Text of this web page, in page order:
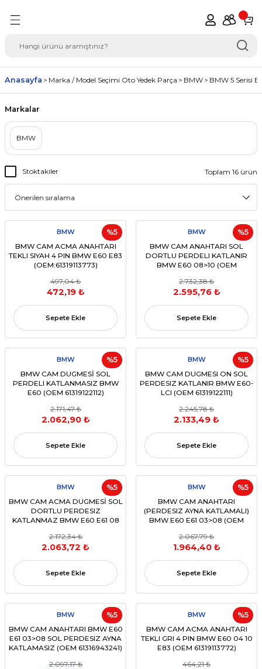
Seçimi Oto Yedek
Anasayfa Marka / Model Seçimi Oto Yedek Parça BMW BMW 5 Serisi
Markalar
BMW
Stoktakiler Toplam 16 ürün
%5
BMW
BMW CAM ACMA ANAHTARI
TEKLI SIYAH 4 PIN BMW E60 E83
(OEM:61319113773)
497,04 ₺
472,19 ₺
Sepete Ekle
%5
BMW
BMW CAM ANAHTARI SOL
DORTLU PERDELI KATLANIR
BMW E60 08>10 (OEM
2.732,38 ₺
2.595,76 ₺
Sepete Ekle
%5
BMW
BMW CAM DUGMESİ SOL
PERDELI KATLANMASIZ BMW
E60 (OEM 61319122112)
2.171,47 ₺
2.062,90 ₺
Sepete Ekle
%5
BMW
BMW CAM DUGMESI ON SOL
PERDESIZ KATLANIR BMW E60-
LCI (OEM 61319122111)
2.245,78 ₺
2.133,49 ₺
Sepete Ekle
%5
BMW
BMW CAM ACMA DUGMESİ SOL
DORTLU PERDESIZ
KATLANMAZ BMW E60 E61 08
2.172,34 ₺
2.063,72 ₺
Sepete Ekle
%5
BMW
BMW CAM ANAHTARI
(PERDESIZ AYNA KATLAMALI)
BMW E60 E61 03>08 (OEM
2.067,79 ₺
1.964,40 ₺
Sepete Ekle
%5
BMW
BMW CAM ANAHTARI BMW E60
E61 03>08 SOL PERDESIZ AYNA
KATLAMASIZ (OEM 61316943241)
2.097,17 ₺
%5
BMW
BMW CAM ACMA ANAHTARI
TEKLI GRI 4 PIN BMW E60 04 10
E83 (OEM 61319113772)
464,21 ₺